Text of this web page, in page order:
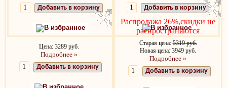
Добавить в корзину
В избранное
Добавить в корзину
В избранное
Цена: 3289 руб.
Подробнее »
Добавить в корзину
Распродажа 26%,скидки не
распространяются
Старая цена:5319 руб.
Новая цена: 3949 руб.
Подробнее »
Добавить в корзину